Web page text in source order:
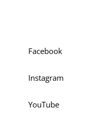
Facebook
Instagram
YouTube